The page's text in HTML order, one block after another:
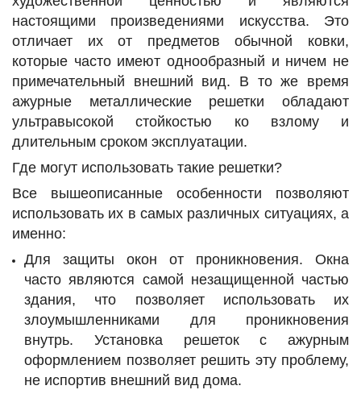
настоящими произведениями искусства. Это
отличает их от предметов обычной ковки,
которые часто имеют однообразный и ничем не
примечательный внешний вид. В то же время
ажурные металлические решетки обладают
ультравысокой стойкостью ко взлому и
длительным сроком эксплуатации.
Где могут использовать такие решетки?
Все вышеописанные особенности позволяют
использовать их в самых различных ситуациях, а
именно:
Для защиты окон от проникновения. Окна
часто являются самой незащищенной частью
здания, что позволяет использовать их
злоумышленниками для проникновения
внутрь. Установка решеток с ажурным
оформлением позволяет решить эту проблему,
не испортив внешний вид дома.